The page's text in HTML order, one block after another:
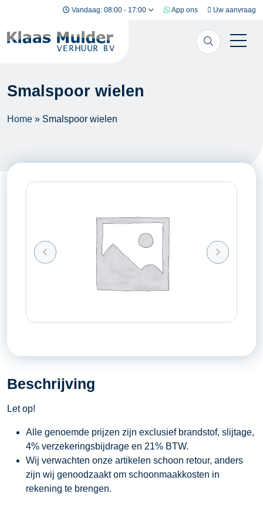
Ga naar inhoud Vandaag: 08:00 - 17:00 App ons Uw aanvraag
Smalspoor wielen
Home » Smalspoor wielen
Beschrijving
Let op!
Alle genoemde prijzen zijn exclusief brandstof, slijtage,
4% verzekeringsbijdrage en 21% BTW.
Wij verwachten onze artikelen schoon retour, anders
zijn wij genoodzaakt om schoonmaakkosten in
rekening te brengen.